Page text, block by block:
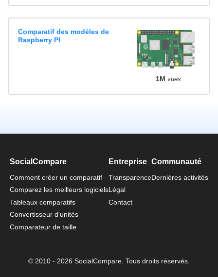
Comparatif des modèles de
Raspberry PI
1M vues
SocialCompare
Comment créer un comparatif
Comparez les meilleurs logiciels
Tableaux comparatifs
Convertisseur d'unités
Comparateur de taille
Entreprise
Transparence
Légal
Contact
Communauté
Dernières activités
© 2010 - 2026 SocialCompare. Tous droits réservés.